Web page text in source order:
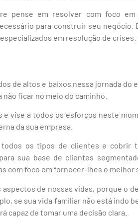
pense em resolver com foco
para construir seu negócio.
em resolução de crises.
de altos e baixos nessa jornada do
ficar no meio do caminho.
vise a todos os esforços neste
da sua empresa.
os tipos de clientes e cobrir
sua base de clientes
com foco em fornecer-lhes o melhor
de nossas vidas, porque o
se sua vida familiar não está indo
capaz de tomar uma decisão clara.